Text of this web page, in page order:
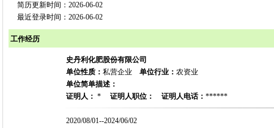
简历更新时间：2026-06-02
最近登录时间：2026-06-02
工作经历
史丹利化肥股份有限公司
单位性质： 私营企业 单位行业： 农资业
单位简单描述：
证明人： * 证明人职位： 证明人电话： ******
2020/08/01--2024/06/02